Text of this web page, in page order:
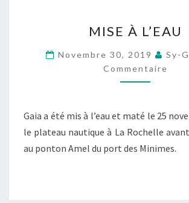
À
L’EAU
MISE À L’EAU
Novembre 30, 2019 Sy-
Commentaire
Gaia a été mis à l’eau et maté le 25
le plateau nautique à La Rochelle
au ponton Amel du port des Minimes.